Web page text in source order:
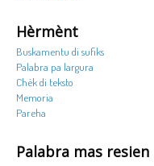
Hèrmènt
Buskamentu di sufiks
Palabra pa largura
Chèk di teksto
Memoria
Pareha
Palabra mas resien